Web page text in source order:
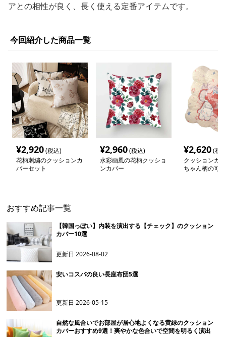
アとの相性が良く、長く使える定番アイテムです。
今回紹介した商品一覧
¥2,920(税込)
花柄刺繍のクッションカ
バーセット
¥2,960(税込)
水彩画風の花柄クッショ
ンカバー
¥2,620(税
クッションカ
ちゃん柄の可
おすすめ記事一覧
【韓国っぽい】内装を演出する【チェック】のクッション
カバー10選
更新日2026-08-02
安いコスパの良い長座布団5選
更新日2026-05-15
自然な風合いでお部屋が居心地よくなる黄緑のクッション
カバーおすすめ9選！爽やかな色合いで空間を明るく演出